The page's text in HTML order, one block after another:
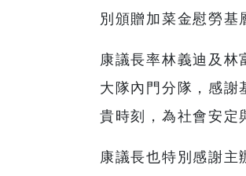
別頒贈加菜金慰勞基
康議長率林義迪及
大隊內門分隊，感謝
貴時刻，為社會安定
康議長也特別感謝